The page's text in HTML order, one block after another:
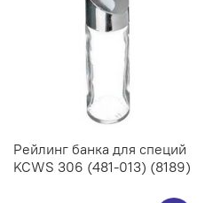
Рейлинг банка для специй
KCWS 306 (481-013) (8189)